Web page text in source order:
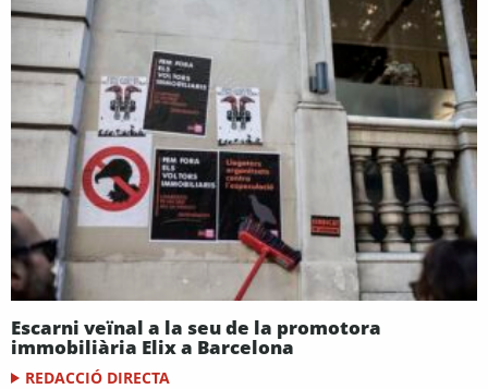
Escarni veïnal a la seu de la promotora
immobiliària Elix a Barcelona
REDACCIÓ DIRECTA